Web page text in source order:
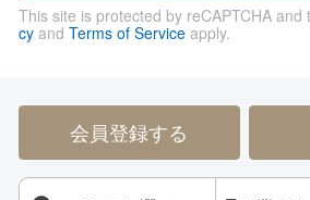
This site is protected by reCAPTCHA and
cyand Terms of Serviceapply.
会員登録する